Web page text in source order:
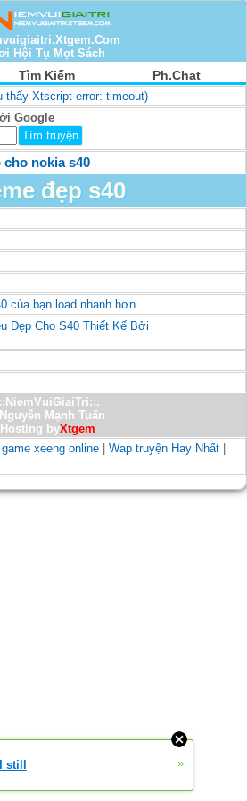
Hội Tụ Mọt Sách
Tìm Kiếm Ph.Chat
thấy Xtscript error: timeout)
Google
cho nokia s40
đẹp s40
của bạn load nhanh hơn
Đẹp Cho S40 Thiết Kế Bởi
Mạnh Tuấn
Hosting byXtgem
xeeng online | Wap truyện Hay Nhất |
still »